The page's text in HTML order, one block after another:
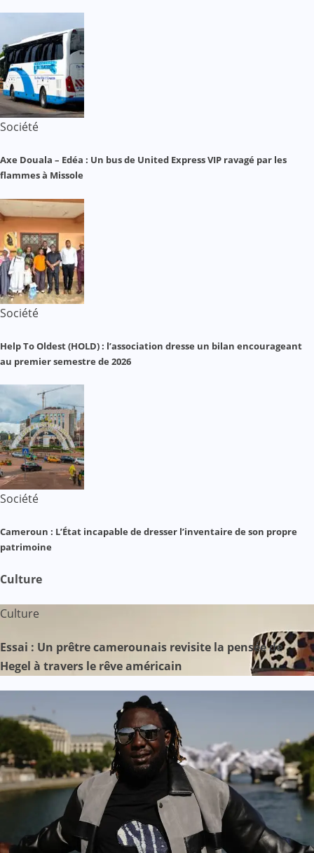
Société
Axe Douala – Edéa : Un bus de United Express VIP ravagé par les
flammes à Missole
Société
Help To Oldest (HOLD) : l’association dresse un bilan encourageant
au premier semestre de 2026
Société
Cameroun : L’État incapable de dresser l’inventaire de son propre
patrimoine
Culture
Culture
Essai : Un prêtre camerounais revisite la pensée de
Hegel à travers le rêve américain